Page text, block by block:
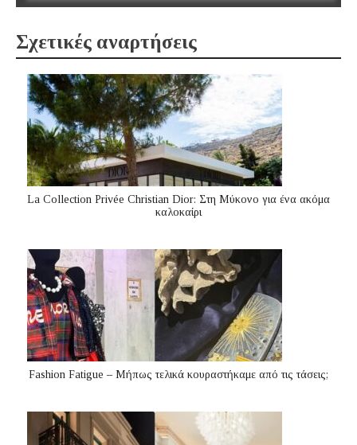
Σχετικές αναρτήσεις
La Collection Privée Christian Dior: Στη Μύκονο για ένα ακόμα
καλοκαίρι
Fashion Fatigue – Μήπως τελικά κουραστήκαμε από τις τάσεις;